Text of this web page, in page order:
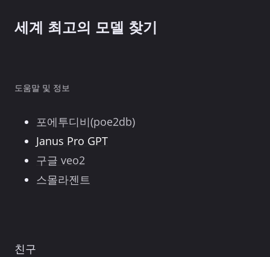
세계 최고의 모델 찾기
도움말 및 정보
포에투디비(poe2db)
Janus Pro GPT
구글 veo2
스몰라젠트
친구